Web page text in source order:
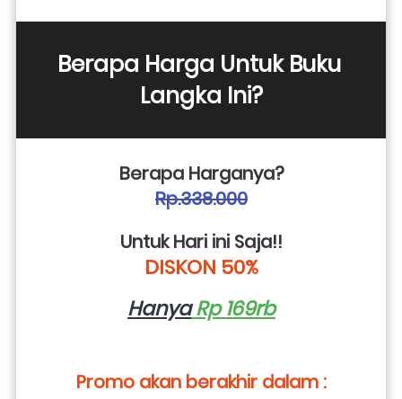
Berapa Harga Untuk Buku
Langka Ini?
Berapa Harganya?
Rp.338.000
Untuk Hari ini Saja!!
DISKON 50%
Hanya Rp 169rb
Promo akan berakhir dalam :